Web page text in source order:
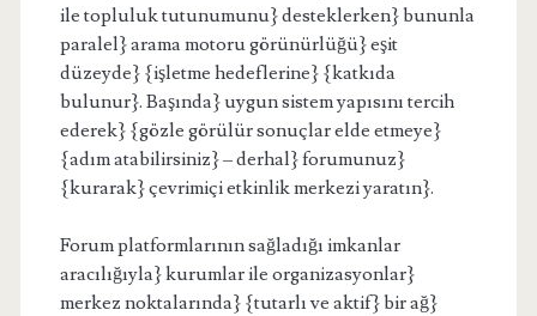
ile topluluk tutunumunu} desteklerken} bununla
paralel} arama motoru görünürlüğü} eşit
düzeyde} {işletme hedeflerine} {katkıda
bulunur}. Başında} uygun sistem yapısını tercih
ederek} {gözle görülür sonuçlar elde etmeye}
{adım atabilirsiniz} – derhal} forumunuz}
{kurarak} çevrimiçi etkinlik merkezi yaratın}.
Forum platformlarının sağladığı imkanlar
aracılığıyla} kurumlar ile organizasyonlar}
merkez noktalarında} {tutarlı ve aktif} bir ağ}